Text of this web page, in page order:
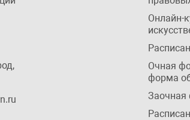
Онлайн-
Очная
форма
Заочная